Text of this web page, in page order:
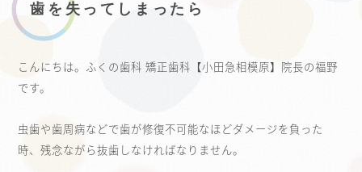
歯を失ってしまったら
こんにちは。ふくの歯科 矯正歯科【小田急相模原】院長の福野
です。
虫歯や歯周病などで歯が修復不可能なほどダメージを負った
時、残念ながら抜歯しなければなりません。